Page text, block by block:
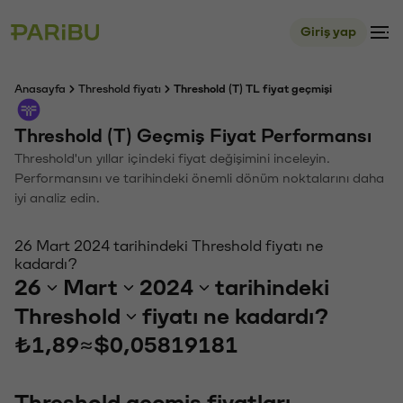
Giriş yap
Anasayfa Threshold fiyatı Threshold (T) TL fiyat geçmişi
Threshold (T) Geçmiş Fiyat Performansı
Threshold'un yıllar içindeki fiyat değişimini inceleyin.
Performansını ve tarihindeki önemli dönüm noktalarını daha
iyi analiz edin.
26 Mart 2024 tarihindeki Threshold fiyatı ne
kadardı?
26 Mart 2024
tarihindeki
Threshold
fiyatı ne kadardı?
₺1,89≈$0,05819181